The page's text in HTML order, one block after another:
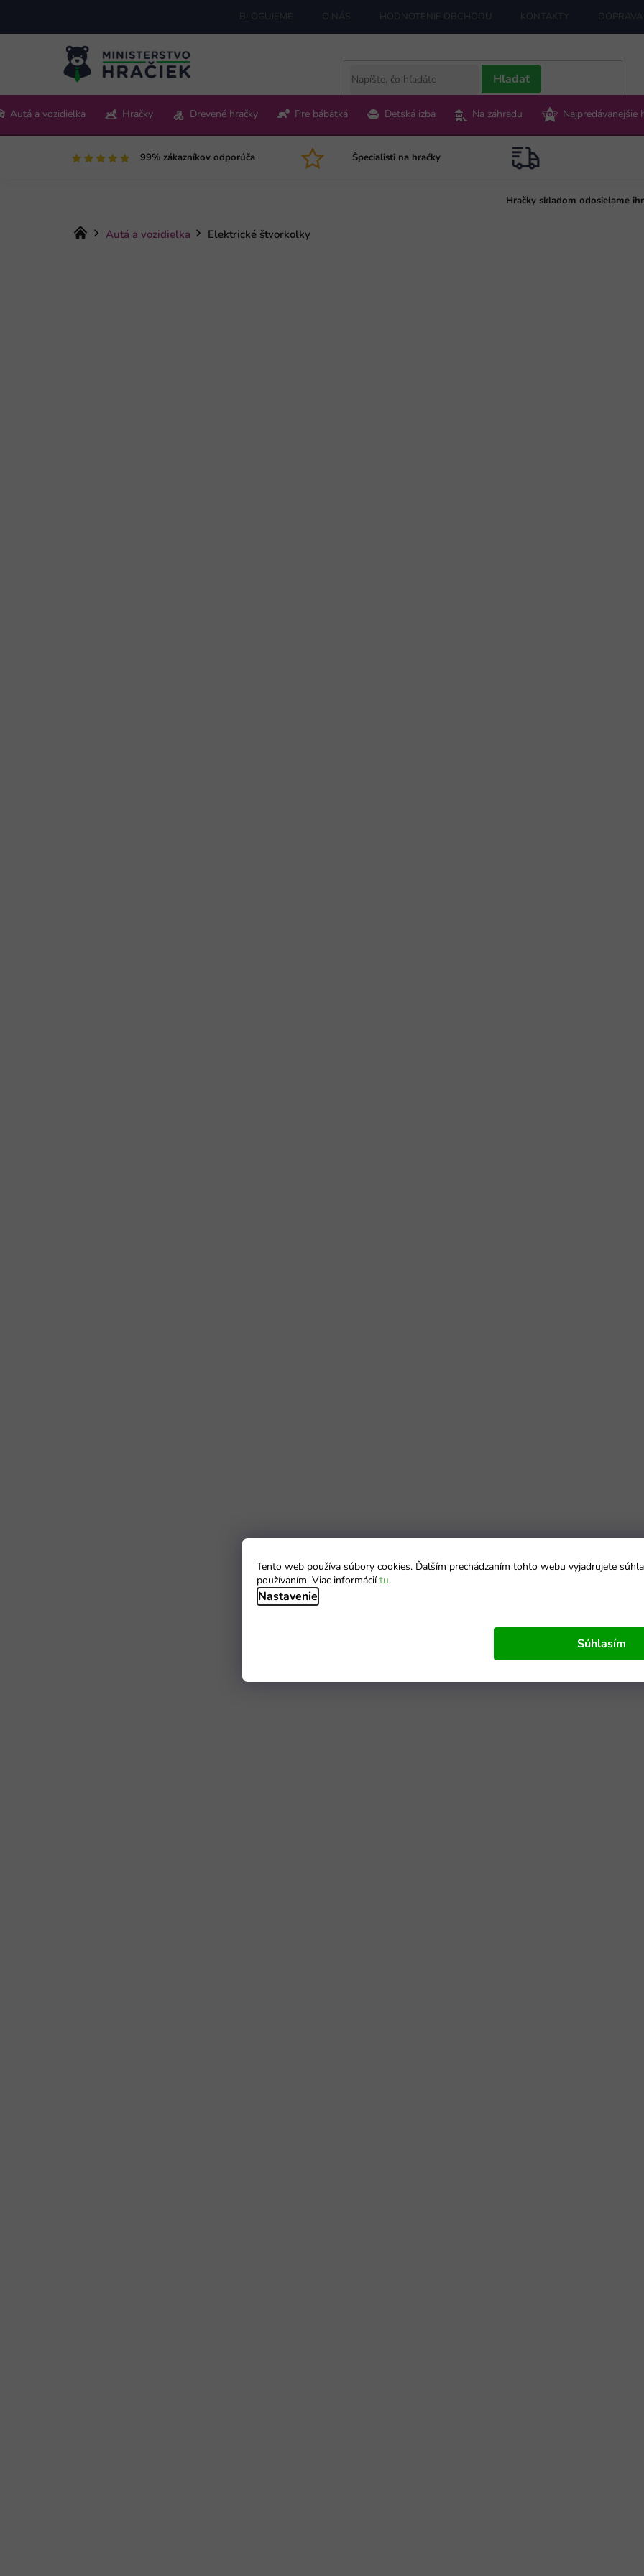
Tento web používa súbory cookies. Ďalším prechádzaním tohto webu vyjadrujete
používaním. Viac informáciítu.
Nastavenie
Súhlasím
obsah
BLOGUJEME O NÁS HODNOTENIE OBCHODU KONTAKTY
Pon-Pia 9:00-15:00
Hľadať
Autá a vozidielka Hračky Drevené hračky Pre bábätká Detská izba Na záhradu Najpredávanejšie
99% zákazníkov odporúča Špecialisti na hračky
Hračky skladom odosielame
Domov
Autá a vozidielka Elektrické štvorkolky